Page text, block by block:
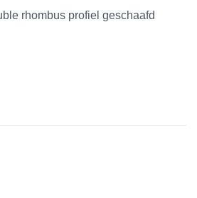
rhombus profiel geschaafd